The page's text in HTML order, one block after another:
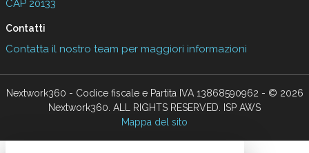
CAP 20133
Contatti
Contatta il nostro team per maggiori informazioni
Nextwork360 - Codice fiscale e Partita IVA 13868590962 - © 2026
Nextwork360. ALL RIGHTS RESERVED. ISP AWS
Mappa del sito